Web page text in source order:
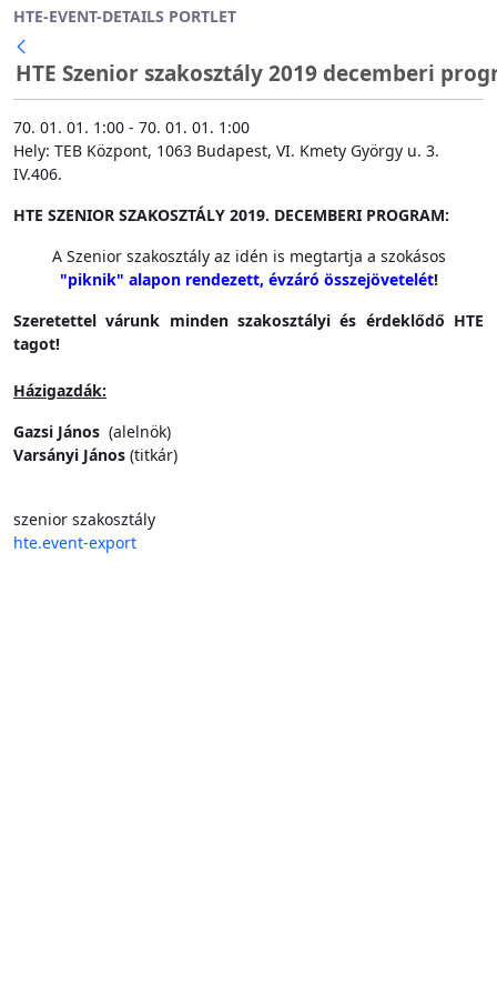
Ugrás a fő tartalomhoz
HTE-EVENT-DETAILS PORTLET
HTE Szenior szakosztály 2019 decemberi
70. 01. 01. 1:00 - 70. 01. 01. 1:00
Hely: TEB Központ, 1063 Budapest, VI. Kmety György u. 3.
IV.406.
HTE SZENIOR SZAKOSZTÁLY 2019. DECEMBERI PROGRAM:
A Szenior szakosztály az idén is megtartja a szokásos
"piknik" alapon rendezett, évzáró összejövetelét!
Szeretettel várunk minden szakosztályi és érdeklődő HTE
tagot!
Házigazdák:
Gazsi János (alelnök)
Varsányi János (titkár)
szenior szakosztály
hte.event-export